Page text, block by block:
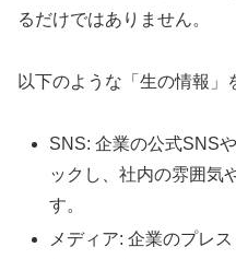
るだけではありません。
以下のような「生の情報」
SNS: 企業の公式SNS
ックし、社内の雰囲気
す。
メディア: 企業のプレ